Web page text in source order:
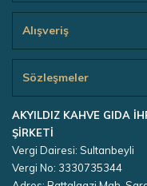
Alışveriş
Sözleşmeler
AKYILDIZ KAHVE GIDA
ŞİRKETİ
Vergi Dairesi: Sultanbeyli
Vergi No: 3330735344